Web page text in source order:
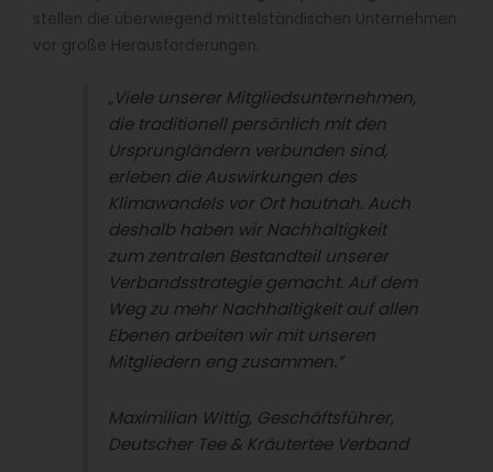
stellen die überwiegend mittelständischen Unternehmen
vor große Herausforderungen.
„Viele unserer Mitgliedsunternehmen,
die traditionell persönlich mit den
Ursprungländern verbunden sind,
erleben die Auswirkungen des
Klimawandels vor Ort hautnah. Auch
deshalb haben wir Nachhaltigkeit
zum zentralen Bestandteil unserer
Verbandsstrategie gemacht. Auf dem
Weg zu mehr Nachhaltigkeit auf allen
Ebenen arbeiten wir mit unseren
Mitgliedern eng zusammen.”
Maximilian Wittig, Geschäftsführer,
Deutscher Tee & Kräutertee Verband